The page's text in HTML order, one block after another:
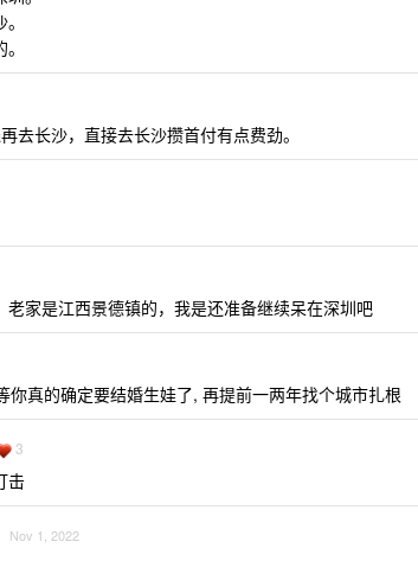
去长沙，直接去长沙攒首付有点费劲。
家是江西景德镇的，我是还准备继续呆在深圳吧
你真的确定要结婚生娃了, 再提前一两年找个城市扎根
3
击
Nov 1, 2022